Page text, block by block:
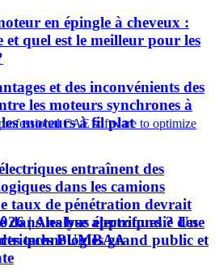
en épingle à cheveux :
et quel est le meilleur pour les
et des inconvénients des
les moteurs synchrones à
moteurs à fil plat
entraînent des
dans les camions
taux de pénétration devrait
| Analyse approfondie des
PUMBAA
dans les bus électriques ? Une
technologies grand public et